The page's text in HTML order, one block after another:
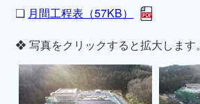
❏ 月間工程表（57KB）
❖ 写真をクリックすると拡大します。